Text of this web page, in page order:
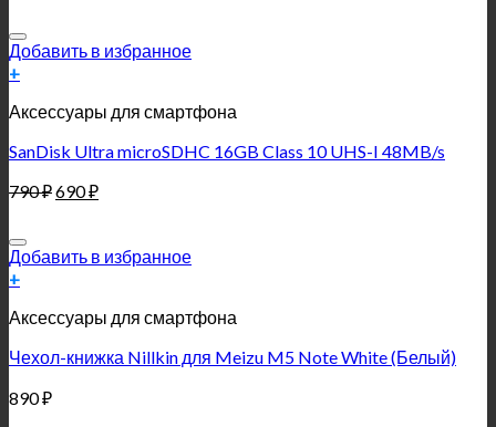
Добавить в избранное
+
Аксессуары для смартфона
SanDisk Ultra microSDHC 16GB Class 10 UHS-I 48MB/s
790₽690₽
Добавить в избранное
+
Аксессуары для смартфона
Чехол-книжка Nillkin для Meizu M5 Note White (Белый)
890₽